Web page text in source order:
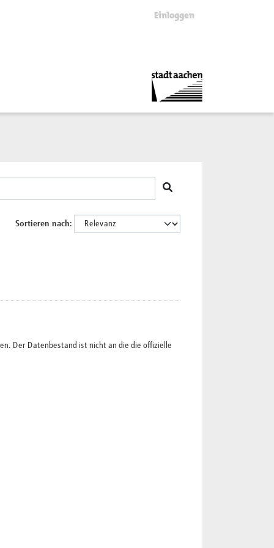
Einloggen
Sortieren nach
Der Datenbestand ist nicht an die die offizielle